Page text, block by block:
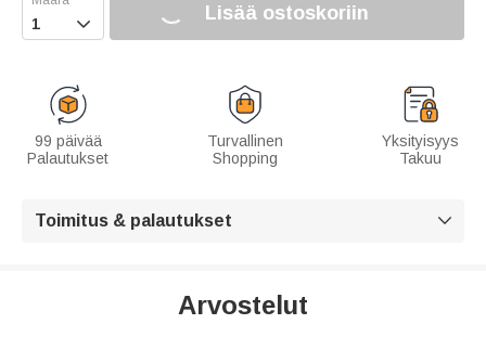
 Lisää ostoskoriin
99 päivää
Palautukset
Turvallinen
Shopping
Yksityisyys
Takuu
Toimitus & palautukset 
Arvostelut